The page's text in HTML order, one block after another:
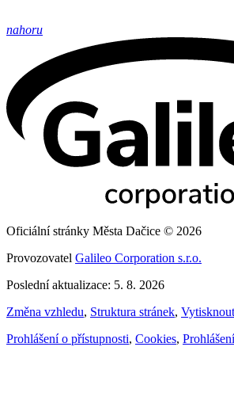
nahoru
Oficiální stránky Města Dačice © 2026
Provozovatel Galileo Corporation s.r.o.
Poslední aktualizace: 5. 8. 2026
Změna vzhledu, Struktura stránek, Vytisknout
Prohlášení o přístupnosti, Cookies,